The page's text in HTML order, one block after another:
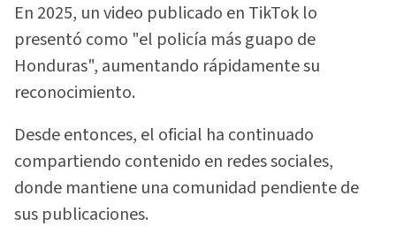
En 2025, un video publicado en TikTok lo
presentó como "el policía más guapo de
Honduras", aumentando rápidamente su
reconocimiento.
Desde entonces, el oficial ha continuado
compartiendo contenido en redes sociales,
donde mantiene una comunidad pendiente de
sus publicaciones.